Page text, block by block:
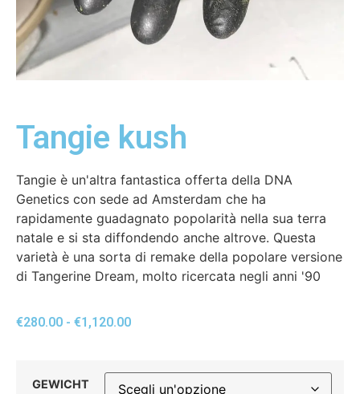
Tangie kush
Tangie è un'altra fantastica offerta della DNA
Genetics con sede ad Amsterdam che ha
rapidamente guadagnato popolarità nella sua terra
natale e si sta diffondendo anche altrove. Questa
varietà è una sorta di remake della popolare versione
di Tangerine Dream, molto ricercata negli anni '90
€280.00 - €1,120.00
GEWICHT